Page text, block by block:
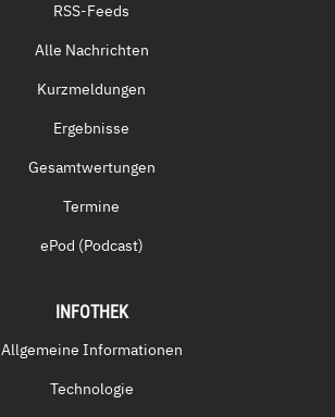
RSS-Feeds
Alle Nachrichten
Kurzmeldungen
Ergebnisse
Gesamtwertungen
Termine
ePod (Podcast)
INFOTHEK
Allgemeine Informationen
Technologie